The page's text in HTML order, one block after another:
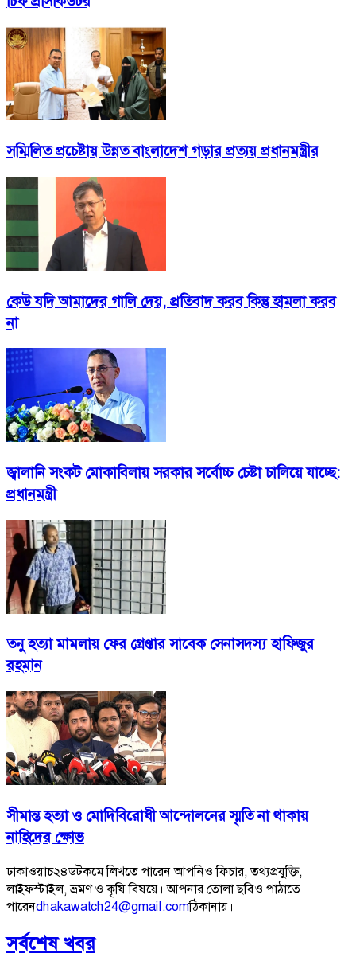
সম্মিলিত প্রচেষ্টায় উন্নত বাংলাদেশ গড়ার প্রত্যয় প্রধানমন্ত্রীর
কেউ যদি আমাদের গালি দেয়, প্রতিবাদ করব কিন্তু হামলা করব
না
জ্বালানি সংকট মোকাবিলায় সরকার সর্বোচ্চ চেষ্টা চালিয়ে যাচ্ছে:
প্রধানমন্ত্রী
তনু হত্যা মামলায় ফের গ্রেপ্তার সাবেক সেনাসদস্য হাফিজুর
রহমান
সীমান্ত হত্যা ও মোদিবিরোধী আন্দোলনের স্মৃতি না থাকায়
নাহিদের ক্ষোভ
ঢাকাওয়াচ২৪ডটকমে লিখতে পারেন আপনিও ফিচার, তথ্যপ্রযুক্তি,
লাইফস্টাইল, ভ্রমণ ও কৃষি বিষয়ে। আপনার তোলা ছবিও পাঠাতে
পারেনdhakawatch24@gmail.comঠিকানায়।
সর্বশেষ খবর